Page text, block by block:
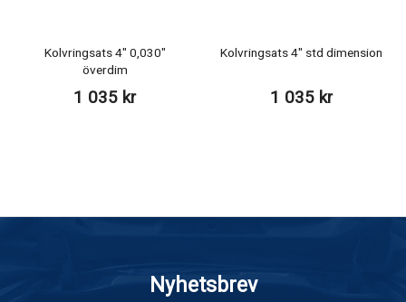
Kolvringsats 4" 0,030"
överdim
1 035 kr
Kolvringsats 4" std dimension
1 035 kr
Nyhetsbrev